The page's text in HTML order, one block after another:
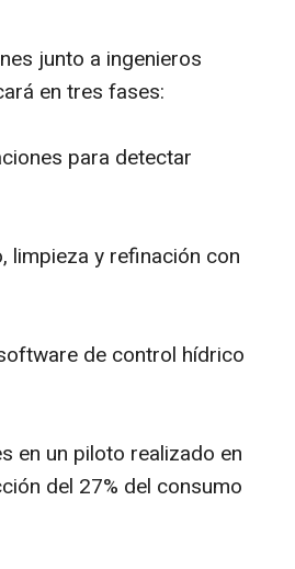
junto a ingenieros
en tres fases:
para detectar
limpieza y refinación con
de control hídrico
en un piloto realizado en
del 27% del consumo